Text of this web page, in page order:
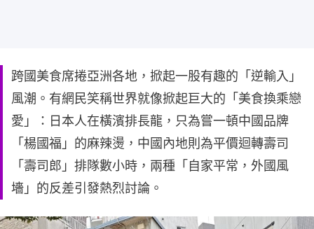
跨國美食席捲亞洲各地，掀起一股有趣的「逆輸入」
風潮。有網民笑稱世界就像掀起巨大的「美食換乘戀
愛」：日本人在橫濱排長龍，只為嘗一頓中國品牌
「楊國福」的麻辣燙，中國內地則為平價迴轉壽司
「壽司郎」排隊數小時，兩種「自家平常，外國風
墻」的反差引發熱烈討論。